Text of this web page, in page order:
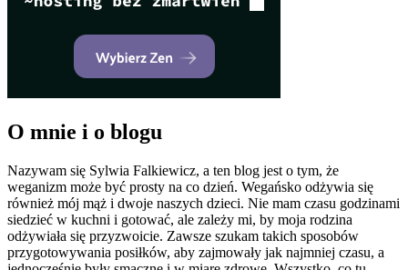
O mnie i o blogu
Nazywam się Sylwia Falkiewicz, a ten blog jest o tym, że
weganizm może być prosty na co dzień. Wegańsko odżywia się
również mój mąż i dwoje naszych dzieci. Nie mam czasu godzinami
siedzieć w kuchni i gotować, ale zależy mi, by moja rodzina
odżywiała się przyzwoicie. Zawsze szukam takich sposobów
przygotowywania posiłków, aby zajmowały jak najmniej czasu, a